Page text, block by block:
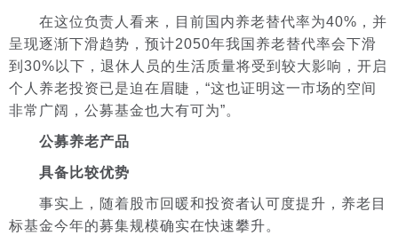
在这位负责人看来，目前国内养老替代率为40%，并
呈现逐渐下滑趋势，预计2050年我国养老替代率会下滑
到30%以下，退休人员的生活质量将受到较大影响，开启
个人养老投资已是迫在眉睫，“这也证明这一市场的空间
非常广阔，公募基金也大有可为”。
公募养老产品
具备比较优势
事实上，随着股市回暖和投资者认可度提升，养老目
标基金今年的募集规模确实在快速攀升。